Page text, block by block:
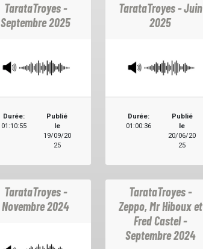
TarataTroyes -
Septembre 2025
Durée:
01:10:55
Publié
le
19/09/20
25
TarataTroyes - Juin
2025
Durée:
01:00:36
Publié
le
20/06/20
25
TarataTroyes -
Novembre 2024
TarataTroyes -
Zeppo, Mr Hiboux et
Fred Castel -
Septembre 2024